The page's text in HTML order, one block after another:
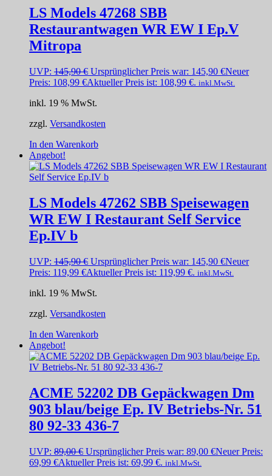
LS Models 47268 SBB
Restaurantwagen WR EW I Ep.V
Mitropa
UVP: 145,90€ Ursprünglicher Preis war: 145,90 €Neuer
Preis: 108,99 €Aktueller Preis ist: 108,99 €. inkl.MwSt.
inkl. 19 % MwSt.
zzgl. Versandkosten
In den Warenkorb
Angebot!
LS Models 47262 SBB Speisewagen
WR EW I Restaurant Self Service
Ep.IV b
UVP: 145,90€ Ursprünglicher Preis war: 145,90 €Neuer
Preis: 119,99 €Aktueller Preis ist: 119,99 €. inkl.MwSt.
inkl. 19 % MwSt.
zzgl. Versandkosten
In den Warenkorb
Angebot!
ACME 52202 DB Gepäckwagen Dm
903 blau/beige Ep. IV Betriebs-Nr. 51
80 92-33 436-7
UVP: 89,00€ Ursprünglicher Preis war: 89,00 €Neuer Preis:
69,99 €Aktueller Preis ist: 69,99 €. inkl.MwSt.